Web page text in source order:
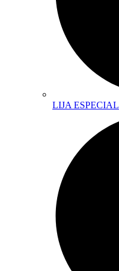
LIJA ESPECIAL